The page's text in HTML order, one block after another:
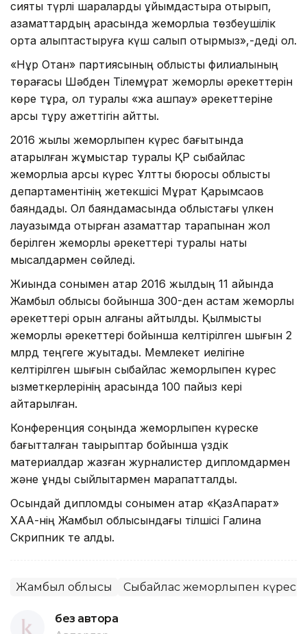
сияқты түрлі шараларды ұйымдастыра отырып,
азаматтардың арасында жемқорлыққа төзбеушілік
орта қалыптастыруға күш салып отырмыз»,-деді ол.
«Нұр Отан» партиясының облыстық филиалының
төрағасы Шәбден Тілемұрат жемқорлық әрекеттерін
көре тұра, ол туралы «жақ ашпау» әрекеттеріне
қарсы тұру қажеттігін айтты.
2016 жылы жемқорлықпен күрес бағытында
атқарылған жұмыстар туралы ҚР сыбайлас
жемқорлыққа қарсы күрес Ұлттық бюросы облыстық
департаментінің жетекшісі Мұрат Қарымсақов
баяндады. Ол баяндамасында облыстағы үлкен
лауазымда отырған азаматтар тарапынан жол
берілген жемқорлық әрекеттері туралы нақты
мысалдармен сөйледі.
Жиында сонымен қатар 2016 жылдың 11 айында
Жамбыл облысы бойынша 300-ден астам жемқорлық
әрекеттері орын алғаны айтылды. Қылмыстық
жемқорлық әрекеттері бойынша келтірілген шығын 2
млрд теңгеге жуықтады. Мемлекет иелігіне
келтірілген шығын сыбайлас жемқорлықпен күрес
қызметкерлерінің арқасында 100 пайыз кері
қайтарылған.
Конференция соңында жемқорлықпен күреске
бағытталған тақырыптар бойынша үздік
материалдар жазған журналистер дипломдармен
және құнды сыйлықтармен марапатталды.
Осындай дипломды сонымен қатар «ҚазАқпарат»
ХАА-нің Жамбыл облысындағы тілшісі Галина
Скрипник те алды.
Жамбыл облысы Сыбайлас жемқорлықпен күрес
без автора